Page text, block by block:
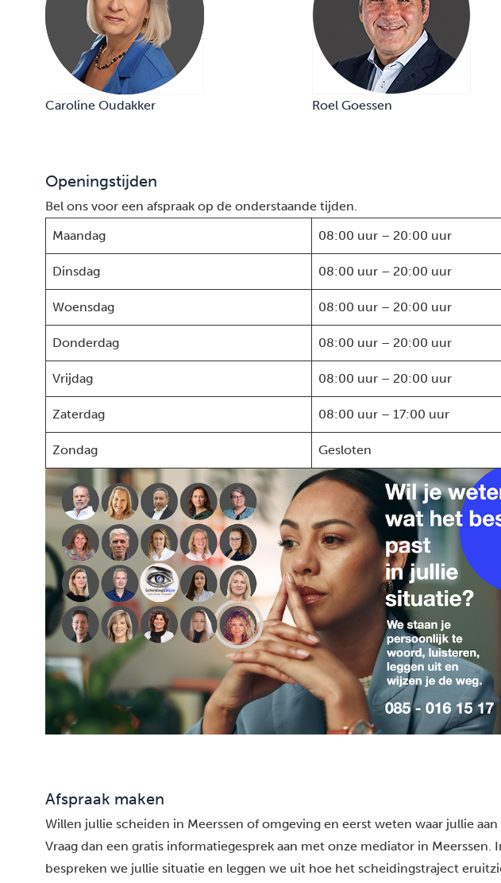
Caroline Oudakker Roel Goessen
Openingstijden
Bel ons voor een afspraak op de onderstaande tijden.
Maandag
08:00 uur – 20:00 uur
Dinsdag 08:00 uur – 20:00 uur
Woensdag 08:00 uur – 20:00 uur
Donderdag 08:00 uur – 20:00 uur
Vrijdag 08:00 uur – 20:00 uur
Zaterdag 08:00 uur – 17:00 uur
Zondag Gesloten
Afspraak maken
Willen jullie scheiden in Meerssen of omgeving en eerst weten waar jullie aan
Vraag dan een gratis informatiegesprek aan met onze mediator in Meerssen.
bespreken we jullie situatie en leggen we uit hoe het scheidingstraject